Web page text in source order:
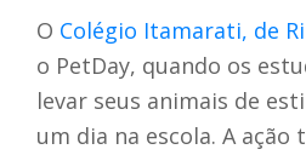
O Colégio Itamarati, de
o PetDay, quando os
levar seus animais de
um dia na escola. A